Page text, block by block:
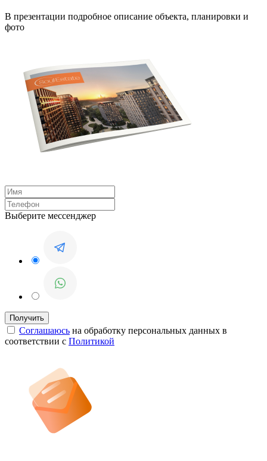
В презентации подробное описание объекта, планировки и
фото
Выберите мессенджер
Соглашаюсь на обработку персональных данных в
соответствии с Политикой